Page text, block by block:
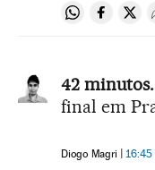
Compartir
42 minutos.
final em
Diogo Magri 16:45